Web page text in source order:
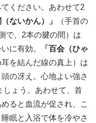
ください。あわせて2
（ないかん）」
（手首の
で、2本の腱の間）は
に有効。
「百会（ひゃ
耳を結んだ線の真上）は
の冴え。心地よい強さ
しょう。あわせて、首
ると血流が促され、こ
眠と入浴で体を冷やさ